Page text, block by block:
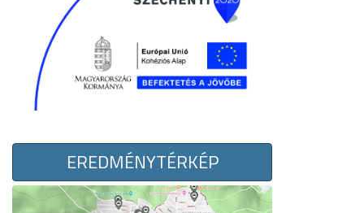
EREDMÉNYTÉRKÉP